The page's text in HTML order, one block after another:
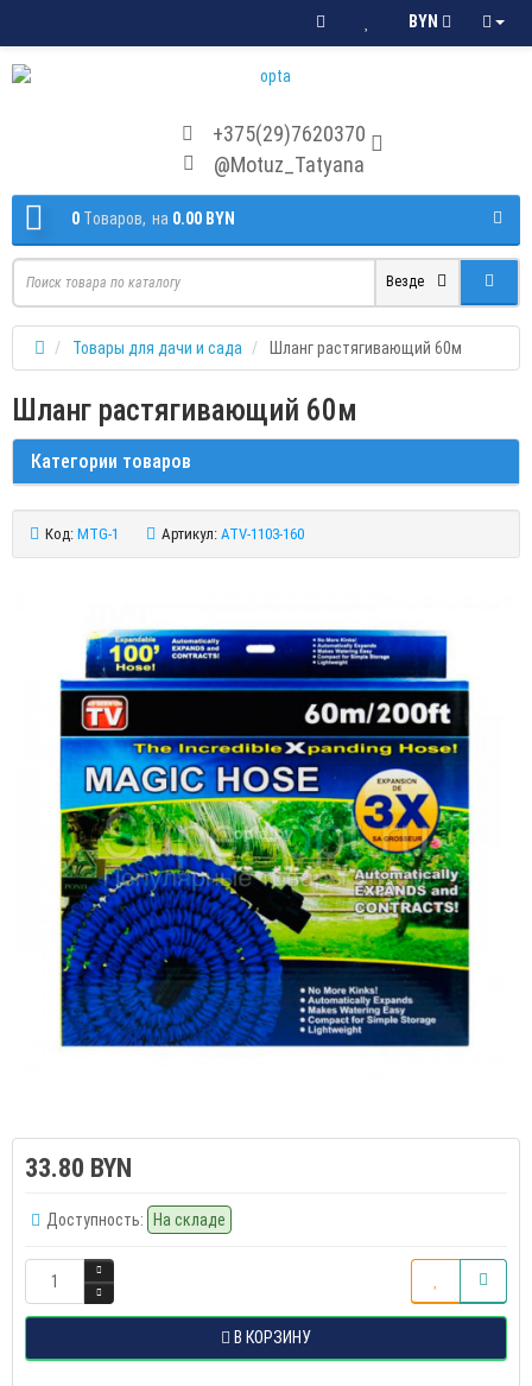
BYN
+375(29)7620370
@Motuz_Tatyana
0 Tоваров, на 0.00 BYN
Везде
Товары для дачи и сада Шланг растягивающий 60м
Шланг растягивающий 60м
Категории товаров
Код: MTG-1 Артикул: ATV-1103-160
33.80 BYN
Доступность: На складе
В КОРЗИНУ